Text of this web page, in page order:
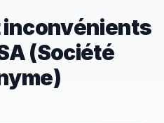
(Société